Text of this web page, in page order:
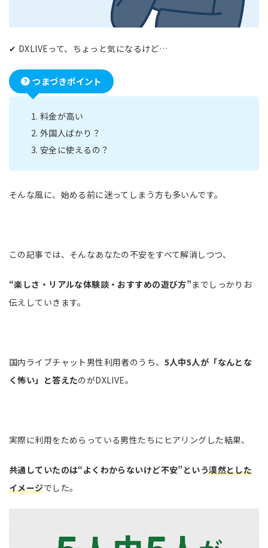
✔ DXLIVEって、ちょっと気になるけど…
つまづきポイント
料金が高い
外国人ばかり？
安全に使えるの？
そんな風に、始める前に迷ってしまう方も多いんです。
この記事では、そんなあなたの不安をすべて解消しつつ、
“楽しさ・リアルな体験談・おすすめの遊び方”までしっかりお
伝えしていきます。
国内ライブチャット男性利用者のうち、 5人中5人が「なんとな
く怖い」と答えたのがDXLIVE。
実際に利用をためらっている男性たちにヒアリングした結果、
共通していたのは“よくわからないけど不安”という漠然とした
イメージでした。